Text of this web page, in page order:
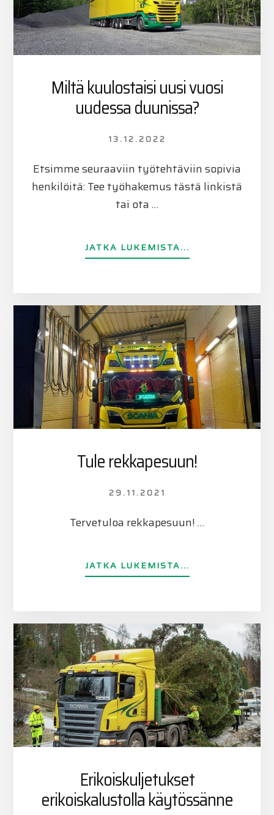
Miltä kuulostaisi uusi vuosi
uudessa duunissa?
13.12.2022
Etsimme seuraaviin työtehtäviin sopivia
henkilöitä: Tee työhakemus tästä linkistä
tai ota …
JATKA LUKEMISTA...
KUULOSTAISI
DUUNISSA?
Tule rekkapesuun!
29.11.2021
Tervetuloa rekkapesuun! …
JATKA LUKEMISTA...
REKKAPESUUN!
Erikoiskuljetukset
erikoiskalustolla käytössänne